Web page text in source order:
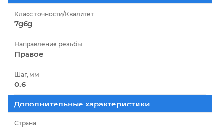
Класс точности/Квалитет
7g6g
Направление резьбы
Правое
Шаг, мм
0.6
Дополнительные характеристики
Страна